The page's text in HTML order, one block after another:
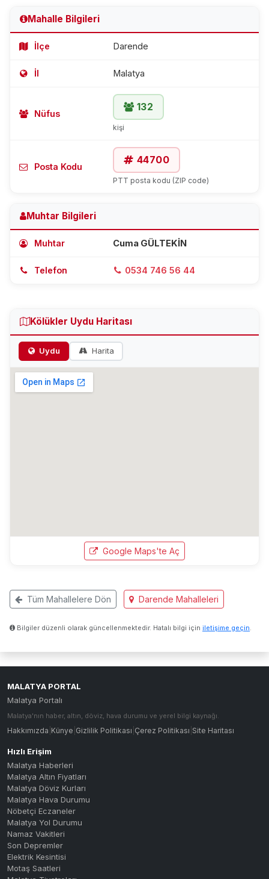
Mahalle Bilgileri
İlçe Darende
İl Malatya
Nüfus
132
kişi
Posta Kodu
44700
PTT posta kodu (ZIP code)
Muhtar Bilgileri
Muhtar Cuma GÜLTEKİN
Telefon 0534 746 56 44
Kölükler Uydu Haritası
Uydu Harita
Google Maps'te Aç
Tüm Mahallelere Dön Darende Mahalleleri
Bilgiler düzenli olarak güncellenmektedir. Hatalı bilgi için iletişime geçin
MALATYA PORTAL
Malatya Portalı
Malatya'nın haber, altın, döviz, hava durumu ve yerel bilgi kaynağı.
Hakkımızda Künye Gizlilik Politikası Çerez Politikası Site Haritası
Hızlı Erişim
Malatya Haberleri
Malatya Altın Fiyatları
Malatya Döviz Kurları
Malatya Hava Durumu
Nöbetçi Eczaneler
Malatya Yol Durumu
Namaz Vakitleri
Son Depremler
Elektrik Kesintisi
Motaş Saatleri